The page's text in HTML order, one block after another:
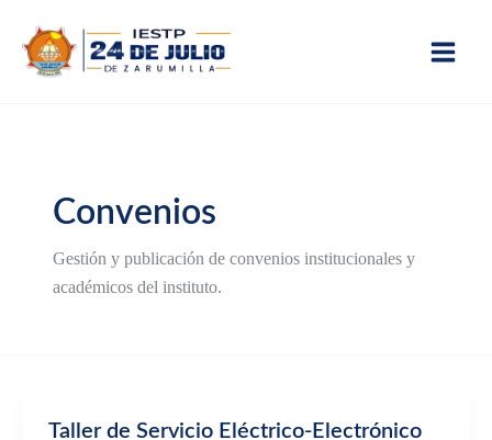
content
Convenios
Gestión y publicación de convenios institucionales y
académicos del instituto.
Taller de Servicio Eléctrico-Electrónico